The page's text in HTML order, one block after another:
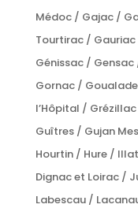
Médoc / Gajac /
Tourtirac /
Génissac /
Gornac /
l’Hôpital /
Guîtres / Gujan
Hourtin / Hure /
Dignac et Loirac /
Labescau /